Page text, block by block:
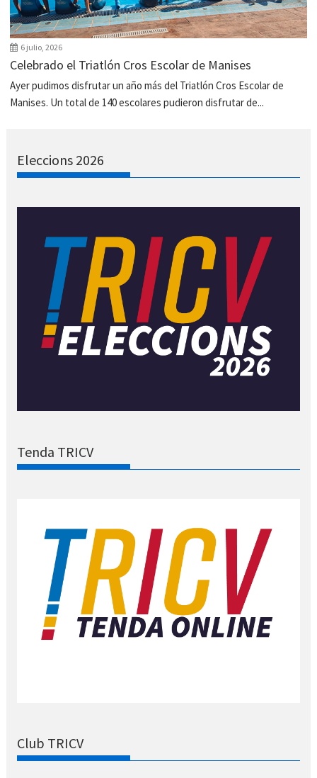
6 julio, 2026
Celebrado el Triatlón Cros Escolar de Manises
Ayer pudimos disfrutar un año más del Triatlón Cros Escolar de
Manises. Un total de 140 escolares pudieron disfrutar de...
Eleccions 2026
Tenda TRICV
Club TRICV